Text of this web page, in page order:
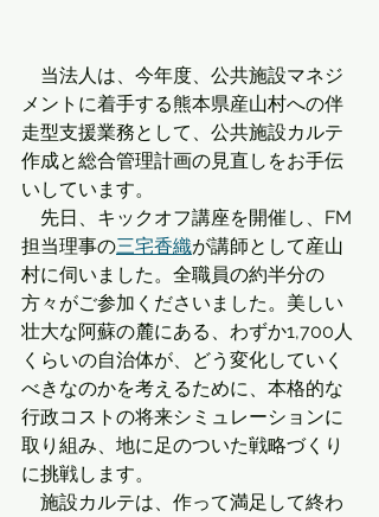
当法人は、今年度、公共施設マネジ
メントに着手する熊本県産山村への伴
走型支援業務として、公共施設カルテ
作成と総合管理計画の見直しをお手伝
いしています。
先日、キックオフ講座を開催し、FM
担当理事の三宅香織が講師として産山
村に伺いました。全職員の約半分の
方々がご参加くださいました。美しい
壮大な阿蘇の麓にある、わずか1,700人
くらいの自治体が、どう変化していく
べきなのかを考えるために、本格的な
行政コストの将来シミュレーションに
取り組み、地に足のついた戦略づくり
に挑戦します。
施設カルテは、作って満足して終わ